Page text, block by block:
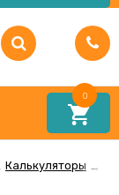
0
Калькуляторы →